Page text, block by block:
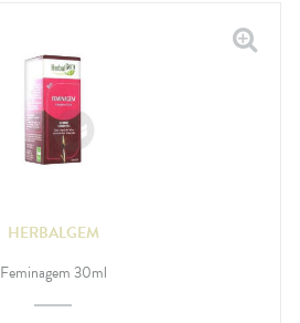
HERBALGEM
Feminagem 30ml